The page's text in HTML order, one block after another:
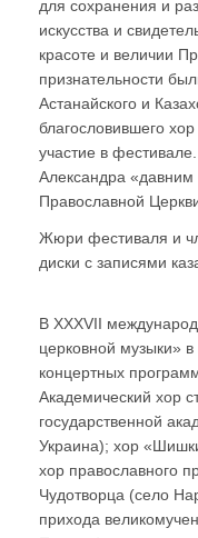
для сохранения и
искусства и
красоте и величии
признательности
Астанайского и
благословившего
участие в
Александра
Православной
Жюри фестиваля и
диски с записями
В XXXVII
церковной музыки»
концертных
Академический хор
государственной
Украина); хор
хор православного
Чудотворца (село
прихода